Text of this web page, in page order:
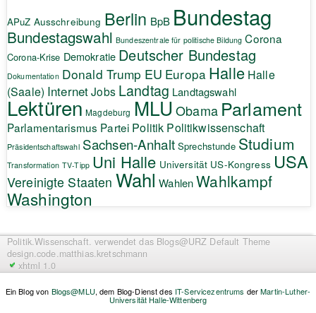
APuZ Ausschreibung Berlin BpB Bundestag
Bundestagswahl Bundeszentrale für politische Bildung Corona
Corona-Krise Demokratie Deutscher Bundestag
Dokumentation Donald Trump EU Europa Halle Halle
(Saale) InternetJobs Landtag Landtagswahl
Lektüren Magdeburg MLU Obama Parlament
Parlamentarismus Partei Politik Politikwissenschaft
Präsidentschaftswahl Sachsen-Anhalt Sprechstunde Studium
Transformation TV-Tipp Uni Halle Universität US-Kongress USA
Vereinigte Staaten Wahl Wahlen Wahlkampf
Washington
Politik.Wissenschaft. verwendet das Blogs@URZ Default Theme
design.code. matthias.kretschmann
xhtml 1.0
Ein Blog von Blogs@MLU, dem Blog-Dienst des IT-Servicezentrums derMartin-Luther-
Universität Halle-Wittenberg